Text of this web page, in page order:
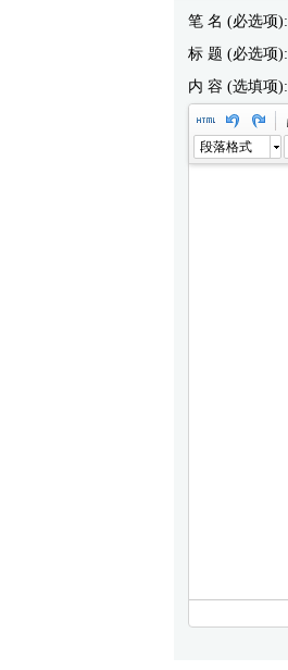
笔 名 (必选项):
标 题 (必选项):
内 容 (选填项):
段落格式